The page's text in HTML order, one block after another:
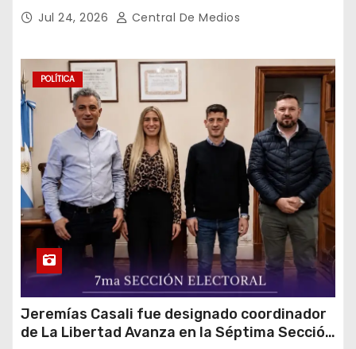
Jul 24, 2026 Central De Medios
POLÍTICA
Jeremías Casali fue designado coordinador
de La Libertad Avanza en la Séptima Sección